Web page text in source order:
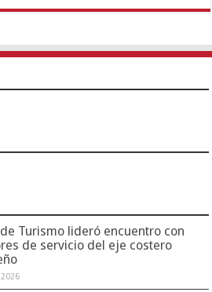
Turismo lideró encuentro con
de servicio del eje costero